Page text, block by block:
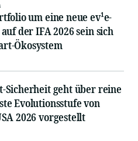
um eine neue ev¹e-
der IFA 2026 sein sich
Ökosystem
Sicherheit geht über reine
Evolutionsstufe von
2026 vorgestellt